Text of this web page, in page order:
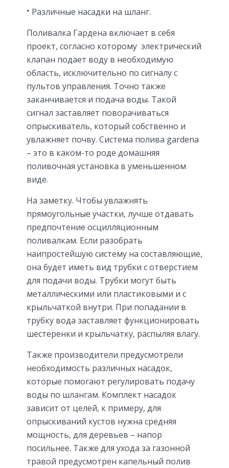
Различные насадки на шланг.
Поливалка Гардена включает в себя
проект, согласно которому электрический
клапан подает воду в необходимую
область, исключительно по сигналу с
пультов управления. Точно также
заканчивается и подача воды. Такой
сигнал заставляет поворачиваться
опрыскиватель, который собственно и
увлажняет почву. Система полива gardena
– это в каком-то роде домашняя
поливочная установка в уменьшенном
виде.
На заметку. Чтобы увлажнять
прямоугольные участки, лучше отдавать
предпочтение осцилляционным
поливалкам. Если разобрать
наипростейшую систему на составляющие,
она будет иметь вид трубки с отверстием
для подачи воды. Трубки могут быть
металлическими или пластиковыми и с
крыльчаткой внутри. При попадании в
трубку вода заставляет функционировать
шестеренки и крыльчатку, распыляя влагу.
Также производители предусмотрели
необходимость различных насадок,
которые помогают регулировать подачу
воды по шлангам. Комплект насадок
зависит от целей, к примеру, для
опрыскиваний кустов нужна средняя
мощность, для деревьев – напор
посильнее. Также для ухода за газонной
травой предусмотрен капельный полив